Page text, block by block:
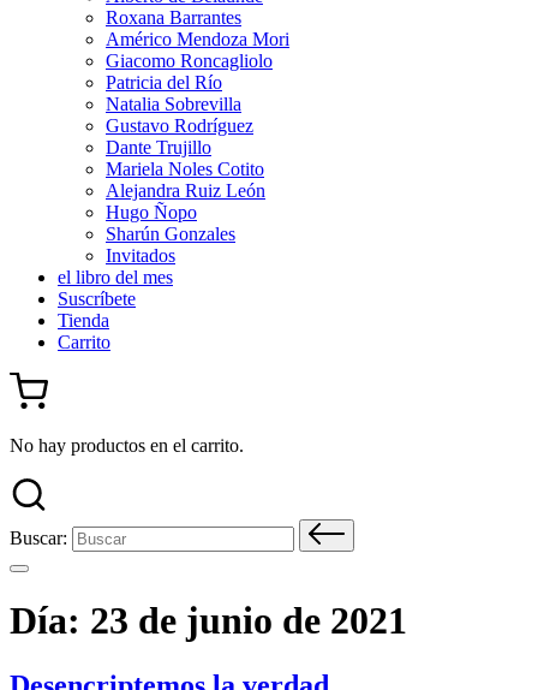
Roxana Barrantes
Américo Mendoza Mori
Giacomo Roncagliolo
Patricia del Río
Natalia Sobrevilla
Gustavo Rodríguez
Dante Trujillo
Mariela Noles Cotito
Alejandra Ruiz León
Hugo Ñopo
Sharún Gonzales
Invitados
el libro del mes
Suscríbete
Tienda
Carrito
No hay productos en el carrito.
Buscar:
Día: 23 de junio de 2021